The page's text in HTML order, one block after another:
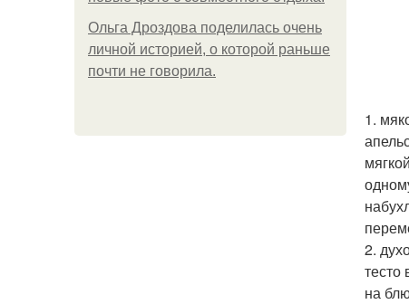
Ольга Дроздова поделилась очень
личной историей, о которой раньше
почти не говорила.
1.
2.
тесто
на